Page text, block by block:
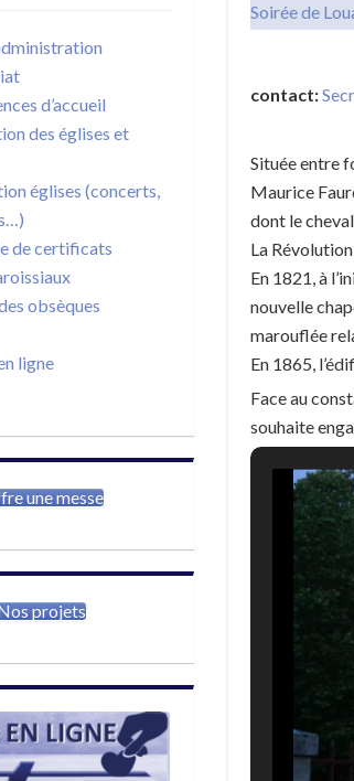
d’accueil
des églises et
églises (concerts,
de certificats
obsèques
ligne
une messe
projets
Soirée de
contact:
Située entre
Maurice
dont le
La
En 1821, à
nouvelle
marouflée
En 1865,
Face au
souhaite